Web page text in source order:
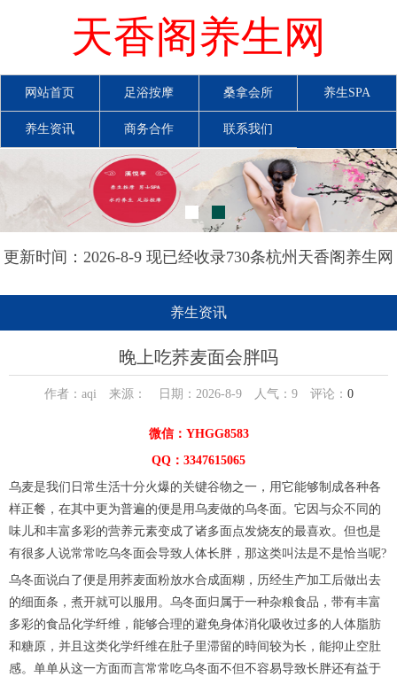
天香阁养生网
网站首页 足浴按摩 桑拿会所 养生SPA
养生资讯 商务合作 联系我们
更新时间：2026-8-9 现已经收录730条杭州天香阁养生网
养生资讯
晚上吃荞麦面会胖吗
作者：aqi 来源： 日期：2026-8-9 人气： 9评论： 0
微信：YHGG8583
QQ：3347615065
乌麦是我们日常生活十分火爆的关键谷物之一，用它能够制成各种各
样正餐，在其中更为普遍的便是用乌麦做的乌冬面。它因与众不同的
味儿和丰富多彩的营养元素变成了诸多面点发烧友的最喜欢。但也是
有很多人说常常吃乌冬面会导致人体长胖，那这类叫法是不是恰当呢?
乌冬面说白了便是用荞麦面粉放水合成面糊，历经生产加工后做出去
的细面条，煮开就可以服用。乌冬面归属于一种杂粮食品，带有丰富
多彩的食品化学纤维，能够合理的避免身体消化吸收过多的人体脂肪
和糖原，并且这类化学纤维在肚子里滞留的時间较为长，能抑止空肚
感。单单从这一方面而言常常吃乌冬面不但不容易导致长胖还有益于